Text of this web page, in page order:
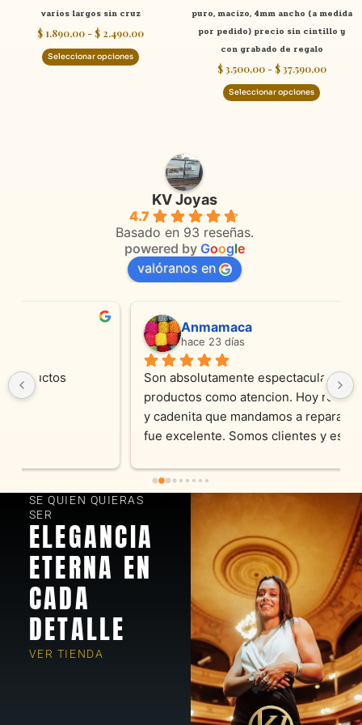
varios largos sin cruz
$ 1.890,00- $ 2.490,00
Seleccionar opciones
la
página
de
puro, macizo, 4mm ancho (a medida
por pedido) precio sin cintillo y
con grabado de regalo
$3.500,00 - $37.590,00
Seleccionar opciones
la
página
de
KV Joyas
4.7
Basado en 93 reseñas.
powered by Google
valóranos en
Anmamaca
Son absolutamente espectaculares tanto
productos como atencion. Hoy recibimos alianza
y cadenita que mandamos a reparar, el trabajo
fue excelente. Somos clientes y estamos
SE QUIEN QUIERAS
SER
ELEGANCIA
ETERNA EN
CADA
DETALLE
VER TIENDA